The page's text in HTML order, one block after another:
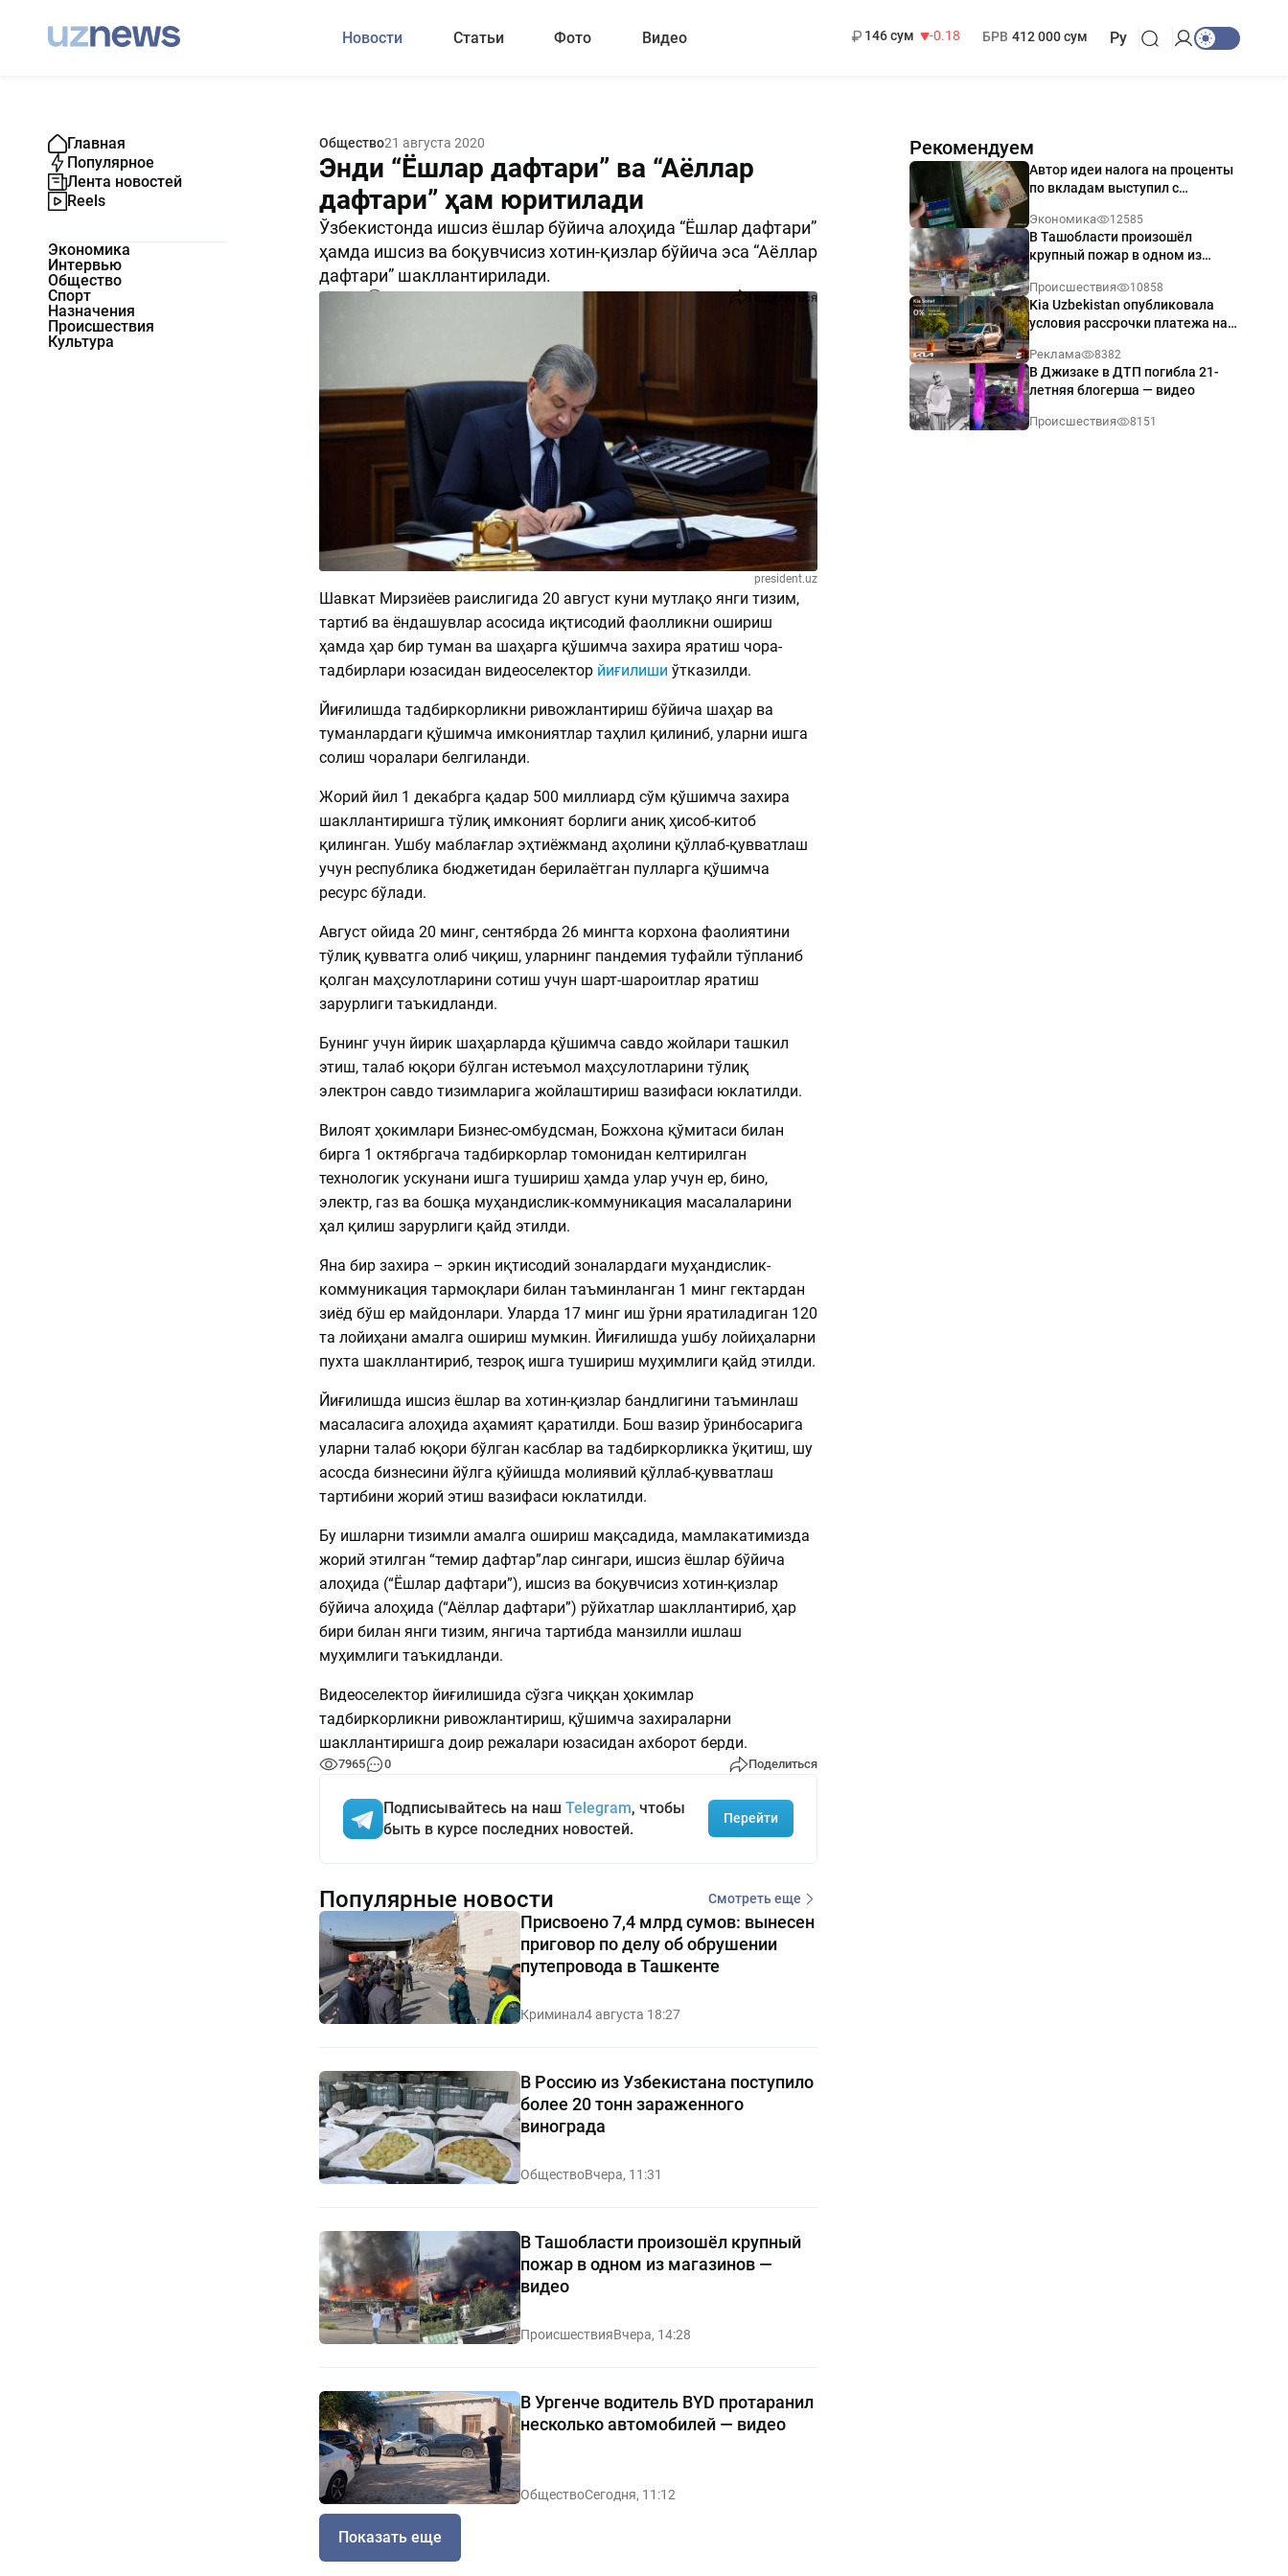
Новости Статьи Фото Видео
146 сум
-0.18
БРВ 412 000 сум Ру
Главная
Популярное
Лента новостей
Reels
Экономика
Интервью
Общество
Спорт
Назначения
Происшествия
Культура
Общество21 августа 2020
Энди “Ёшлар дафтари” ва “Аёллар
дафтари” ҳам юритилади
Ўзбекистонда ишсиз ёшлар бўйича алоҳида “Ёшлар дафтари”
ҳамда ишсиз ва боқувчисиз хотин-қизлар бўйича эса “Аёллар
дафтари” шакллантирилади.
Поделиться
president.uz
Шавкат Мирзиёев раислигида 20 август куни мутлақо янги тизим,
тартиб ва ёндашувлар асосида иқтисодий фаолликни ошириш
ҳамда ҳар бир туман ва шаҳарга қўшимча захира яратиш чора-
тадбирлари юзасидан видеоселектор йиғилиши ўтказилди.
Йиғилишда тадбиркорликни ривожлантириш бўйича шаҳар ва
туманлардаги қўшимча имкониятлар таҳлил қилиниб, уларни ишга
солиш чоралари белгиланди.
Жорий йил 1 декабрга қадар 500 миллиард сўм қўшимча захира
шакллантиришга тўлиқ имконият борлиги аниқ ҳисоб-китоб
қилинган. Ушбу маблағлар эҳтиёжманд аҳолини қўллаб-қувватлаш
учун республика бюджетидан берилаётган пулларга қўшимча
ресурс бўлади.
Август ойида 20 минг, сентябрда 26 мингта корхона фаолиятини
тўлиқ қувватга олиб чиқиш, уларнинг пандемия туфайли тўпланиб
қолган маҳсулотларини сотиш учун шарт-шароитлар яратиш
зарурлиги таъкидланди.
Бунинг учун йирик шаҳарларда қўшимча савдо жойлари ташкил
этиш, талаб юқори бўлган истеъмол маҳсулотларини тўлиқ
электрон савдо тизимларига жойлаштириш вазифаси юклатилди.
Вилоят ҳокимлари Бизнес-омбудсман, Божхона қўмитаси билан
бирга 1 октябргача тадбиркорлар томонидан келтирилган
технологик ускунани ишга тушириш ҳамда улар учун ер, бино,
электр, газ ва бошқа муҳандислик-коммуникация масалаларини
ҳал қилиш зарурлиги қайд этилди.
Яна бир захира – эркин иқтисодий зоналардаги муҳандислик-
коммуникация тармоқлари билан таъминланган 1 минг гектардан
зиёд бўш ер майдонлари. Уларда 17 минг иш ўрни яратиладиган 120
та лойиҳани амалга ошириш мумкин. Йиғилишда ушбу лойиҳаларни
пухта шакллантириб, тезроқ ишга тушириш муҳимлиги қайд этилди.
Йиғилишда ишсиз ёшлар ва хотин-қизлар бандлигини таъминлаш
масаласига алоҳида аҳамият қаратилди. Бош вазир ўринбосарига
уларни талаб юқори бўлган касблар ва тадбиркорликка ўқитиш, шу
асосда бизнесини йўлга қўйишда молиявий қўллаб-қувватлаш
тартибини жорий этиш вазифаси юклатилди.
Бу ишларни тизимли амалга ошириш мақсадида, мамлакатимизда
жорий этилган “темир дафтар”лар сингари, ишсиз ёшлар бўйича
алоҳида (“Ёшлар дафтари”), ишсиз ва боқувчисиз хотин-қизлар
бўйича алоҳида (“Аёллар дафтари”) рўйхатлар шакллантириб, ҳар
бири билан янги тизим, янгича тартибда манзилли ишлаш
муҳимлиги таъкидланди.
Видеоселектор йиғилишида сўзга чиққан ҳокимлар
тадбиркорликни ривожлантириш, қўшимча захираларни
шакллантиришга доир режалари юзасидан ахборот берди.
7965 0 Поделиться
Подписывайтесь на наш Telegram, чтобы
быть в курсе последних новостей.
Перейти
Рекомендуем
Автор идеи налога на проценты
по вкладам выступил с
Экономика 12585
В Ташобласти произошёл
крупный пожар в одном из
Происшествия 10858
Kia Uzbekistan опубликовала
условия рассрочки платежа на
годовых
Реклама 8382
В Джизаке в ДТП погибла 21-
летняя блогерша — видео
Происшествия 8151
Популярные новости Смотреть еще
Присвоено 7,4 млрд сумов: вынесен
приговор по делу об обрушении
путепровода в Ташкенте
Криминал4 августа 18:27
В Россию из Узбекистана поступило
более 20 тонн зараженного
винограда
ОбществоВчера, 11:31
В Ташобласти произошёл крупный
пожар в одном из магазинов —
видео
ПроисшествияВчера, 14:28
В Ургенче водитель BYD протаранил
несколько автомобилей — видео
ОбществоСегодня, 11:12
Показать еще